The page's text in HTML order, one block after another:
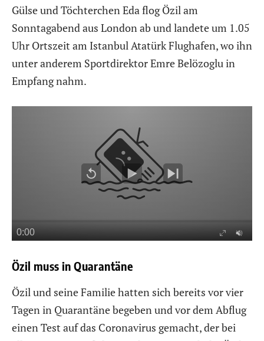
Gülse und Töchterchen Eda flog Özil am
Sonntagabend aus London ab und landete um 1.05
Uhr Ortszeit am Istanbul Atatürk Flughafen, wo ihn
unter anderem Sportdirektor Emre Belözoglu in
Empfang nahm.
Özil muss in Quarantäne
Özil und seine Familie hatten sich bereits vor vier
Tagen in Quarantäne begeben und vor dem Abflug
einen Test auf das Coronavirus gemacht, der bei